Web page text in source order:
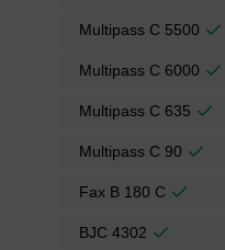
Multipass C 5500
Multipass C 6000
Multipass C 635
Multipass C 90
Fax B 180 C
BJC 4302